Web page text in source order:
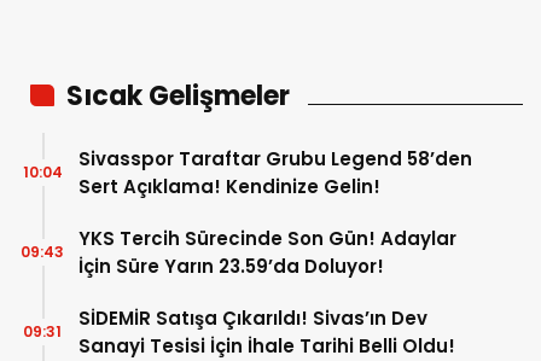
Sıcak Gelişmeler
Sivasspor Taraftar Grubu Legend 58’den
Sert Açıklama! Kendinize Gelin!
10:04
YKS Tercih Sürecinde Son Gün! Adaylar
İçin Süre Yarın 23.59’da Doluyor!
09:43
SİDEMİR Satışa Çıkarıldı! Sivas’ın Dev
Sanayi Tesisi İçin İhale Tarihi Belli Oldu!
09:31